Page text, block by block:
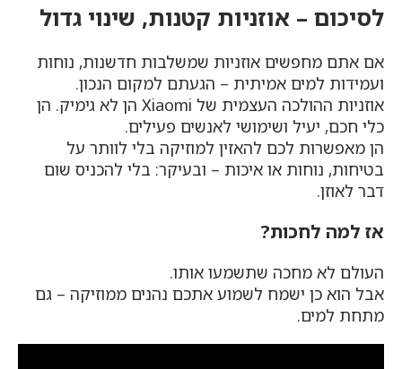
לסיכום – אוזניות קטנות, שינוי גדול
אם אתם מחפשים אוזניות שמשלבות חדשנות, נוחות
ועמידות למים אמיתית – הגעתם למקום הנכון.
אוזניות ההולכה העצמית של Xiaomi הן לא גימיק. הן
כלי חכם, יעיל ושימושי לאנשים פעילים.
הן מאפשרות לכם להאזין למוזיקה בלי לוותר על
בטיחות, נוחות או איכות – ובעיקר: בלי להכניס שום
דבר לאוזן.
אז למה לחכות?
העולם לא מחכה שתשמעו אותו.
אבל הוא כן ישמח לשמוע אתכם נהנים ממוזיקה – גם
מתחת למים.